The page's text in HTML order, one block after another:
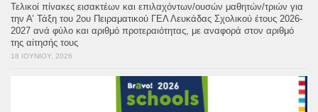
Τελικοί πίνακες εισακτέων και επιλαχόντων/ουσών μαθητών/τριών για
την Α’ Τάξη του 2ου Πειραματικού ΓΕΛ Λευκάδας Σχολικού έτους 2026-
2027 ανά φύλο και αριθμό προτεραιότητας, με αναφορά στον αριθμό
της αίτησής τους
18 ΙΟΥΝΊΟΥ, 2026